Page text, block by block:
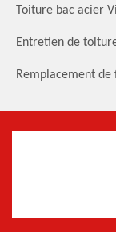
Toiture bac acier
Entretien de
Remplacement de